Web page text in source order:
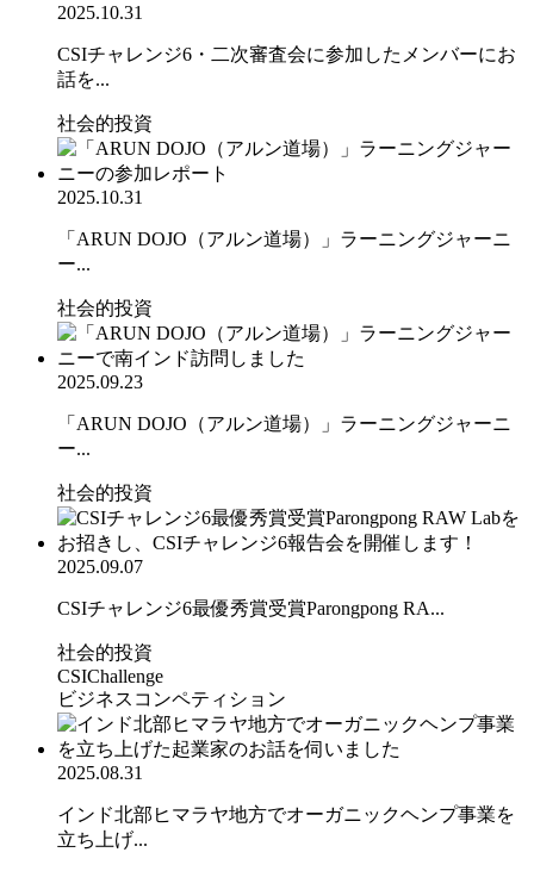
2025.10.31
CSIチャレンジ6・二次審査会に参加したメンバーにお
話を...
社会的投資
2025.10.31
「ARUN DOJO（アルン道場）」ラーニングジャーニ
ー...
社会的投資
2025.09.23
「ARUN DOJO（アルン道場）」ラーニングジャーニ
ー...
社会的投資
2025.09.07
CSIチャレンジ6最優秀賞受賞Parongpong RA...
社会的投資
CSIChallenge
ビジネスコンペティション
2025.08.31
インド北部ヒマラヤ地方でオーガニックヘンプ事業を
立ち上げ...